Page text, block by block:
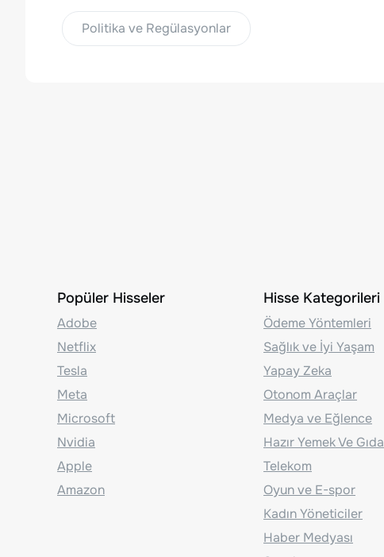
Politika ve Regülasyonlar
Popüler Hisseler
Adobe
Netflix
Tesla
Meta
Microsoft
Nvidia
Apple
Amazon
Hisse Kategorileri
Ödeme Yöntemleri
Sağlık ve İyi Yaşam
Yapay Zeka
Otonom Araçlar
Medya ve Eğlence
Hazır Yemek Ve Gıda
Telekom
Oyun ve E-spor
Kadın Yöneticiler
Haber Medyası